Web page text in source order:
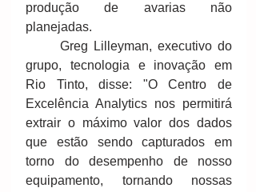
produção de avarias não
planejadas.
grupo, tecnologia e inovação em
Rio Tinto, disse: "O Centro de
Excelência Analytics nos permitirá
extrair o máximo valor dos dados
que estão sendo capturados em
torno do desempenho de nosso
equipamento, tornando nossas